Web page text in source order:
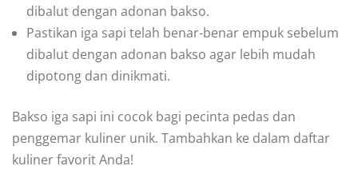
dibalut dengan adonan bakso.
Pastikan iga sapi telah benar-benar empuk sebelum
dibalut dengan adonan bakso agar lebih mudah
dipotong dan dinikmati.
Bakso iga sapi ini cocok bagi pecinta pedas dan
penggemar kuliner unik. Tambahkan ke dalam daftar
kuliner favorit Anda!